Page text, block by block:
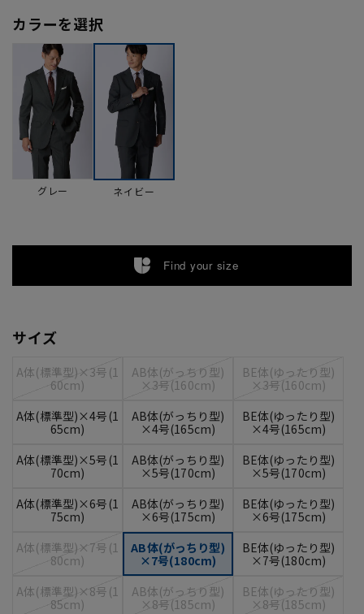
カラーを選択
グレー ネイビー
Find your size
サイズ
A体(標準型)×3号(1
60cm)
AB体(がっちり型)
×3号(160cm)
BE体(ゆったり型)
×3号(160cm)
A体(標準型)×4号(1
65cm)
AB体(がっちり型)
×4号(165cm)
BE体(ゆったり型)
×4号(165cm)
A体(標準型)×5号(1
70cm)
AB体(がっちり型)
×5号(170cm)
BE体(ゆったり型)
×5号(170cm)
A体(標準型)×6号(1
75cm)
AB体(がっちり型)
×6号(175cm)
BE体(ゆったり型)
×6号(175cm)
A体(標準型)×7号(1
80cm)
AB体(がっちり型)
×7号(180cm)
BE体(ゆったり型)
×7号(180cm)
A体(標準型)×8号(1
85cm)
AB体(がっちり型)
×8号(185cm)
BE体(ゆったり型)
×8号(185cm)